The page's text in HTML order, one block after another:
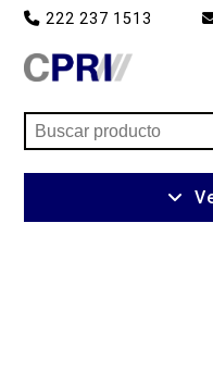
222 237 1513
Productos